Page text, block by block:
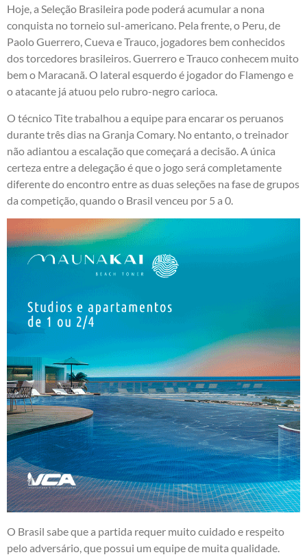
Hoje, a Seleção Brasileira pode poderá acumular a nona
conquista no torneio sul-americano. Pela frente, o Peru, de
Paolo Guerrero, Cueva e Trauco, jogadores bem conhecidos
dos torcedores brasileiros. Guerrero e Trauco conhecem muito
bem o Maracanã. O lateral esquerdo é jogador do Flamengo e
o atacante já atuou pelo rubro-negro carioca.
O técnico Tite trabalhou a equipe para encarar os peruanos
durante três dias na Granja Comary. No entanto, o treinador
não adiantou a escalação que começará a decisão. A única
certeza entre a delegação é que o jogo será completamente
diferente do encontro entre as duas seleções na fase de grupos
da competição, quando o Brasil venceu por 5 a 0.
O Brasil sabe que a partida requer muito cuidado e respeito
pelo adversário, que possui um equipe de muita qualidade.